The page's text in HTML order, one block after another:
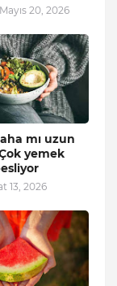
20, 2026
mı uzun
yemek
13, 2026